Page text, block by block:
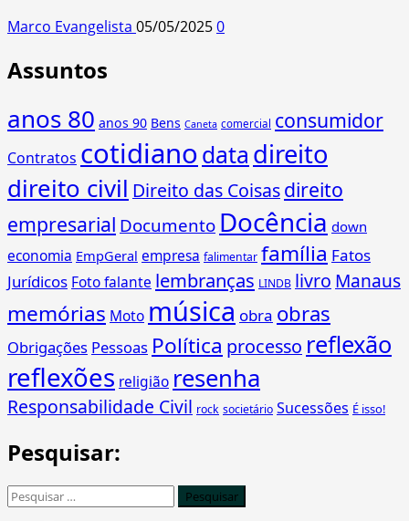
Marco Evangelista 05/05/20250
Assuntos
anos 80 anos 90 Bens Caneta comercial consumidor
Contratos cotidianodata direito
direito civil Direito das Coisasdireito
empresarial Documento Docência down
economia EmpGeral empresa falimentar família Fatos
Jurídicos Foto falante lembranças LINDB livro Manaus
memórias Moto música obra obras
Obrigações Pessoas Política processo reflexão
reflexões religião resenha
Responsabilidade Civil rock societário Sucessões É isso!
Pesquisar:
Pesquisar